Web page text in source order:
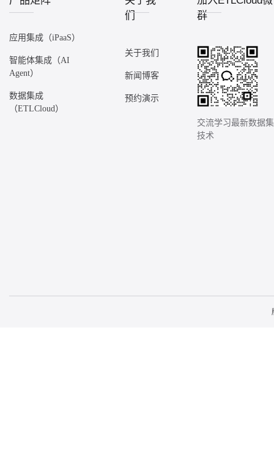
应用集成（iPaaS）
智能体集成（AI
Agent）
数据集成
（ETLCloud）
们
关于我们
新闻博客
预约演示
群
交流学习最新数据
技术